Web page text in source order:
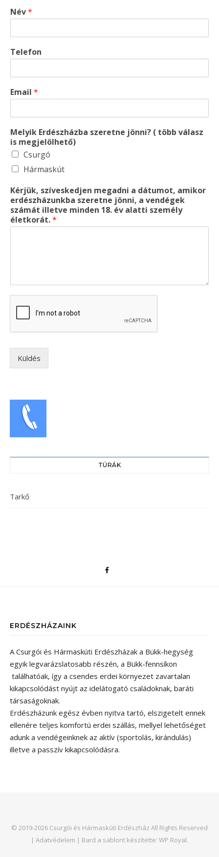
Név*
Telefon
Email *
Melyik Erdészházba szeretne jönni? ( több válasz
is megjelölhető)
Csurgó
Hármaskút
Kérjük, szíveskedjen megadni a dátumot, amikor
erdészházunkba szeretne jönni, a vendégek
számát illetve minden 18. év alatti személy
életkorát.*
Küldés
TÚRÁK
Tarkő
ERDÉSZHÁZAINK
A Csurgói és Hármaskúti Erdészházak a Bükk-hegység
egyik legvarázslatosabb részén, a Bükk-fennsíkon
találhatóak, így a csendes erdei környezet zavartalan
kikapcsolódást nyújt az idelátogató családoknak, baráti
társaságoknak.
Erdészházunk egész évben nyitva tartó, elszigetelt ennek
ellenére teljes komfortú erdei szállás, mellyel lehetőséget
adunk a vendégeinknek az aktív (sportolás, kirándulás)
illetve a passzív kikapcsolódásra.
© 2019-2026 Csurgói és Hármaskúti Erdészház All Rights Reserved
| Adatvédelem | Bard a sablont készítette: WP Royal.